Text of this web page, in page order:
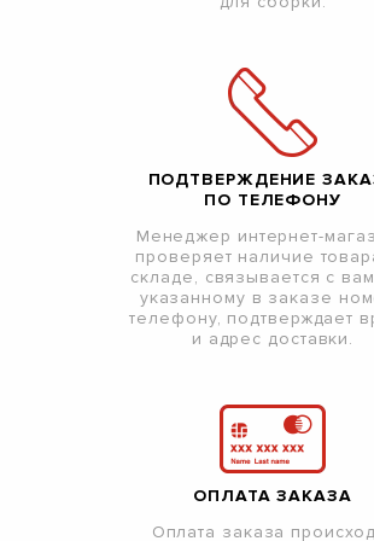
ПОДТВЕРЖДЕНИЕ
ПО ТЕЛЕФОНУ
Менеджер интернет-
проверяет наличие
складе, связывается с
указанному в заказе
телефону, подтверждает
и адрес доставки.
ОПЛАТА ЗАКАЗА
Оплата заказа